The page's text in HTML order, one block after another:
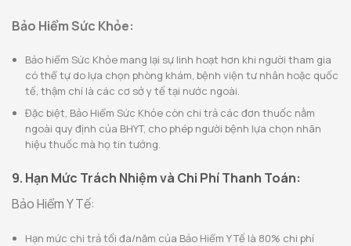
Bảo Hiểm Sức Khỏe:
Bảo hiểm Sức Khỏe mang lại sự linh hoạt hơn khi người tham gia
có thể tự do lựa chọn phòng khám, bệnh viện tư nhân hoặc quốc
tế, thậm chí là các cơ sở y tế tại nước ngoài.
Đặc biệt, Bảo Hiểm Sức Khỏe còn chi trả các đơn thuốc nằm
ngoài quy định của BHYT, cho phép người bệnh lựa chọn nhãn
hiệu thuốc mà họ tin tưởng.
9. Hạn Mức Trách Nhiệm và Chi Phí Thanh Toán:
Bảo Hiểm Y Tế:
Hạn mức chi trả tối đa/năm của Bảo Hiểm Y Tế là 80% chi phí